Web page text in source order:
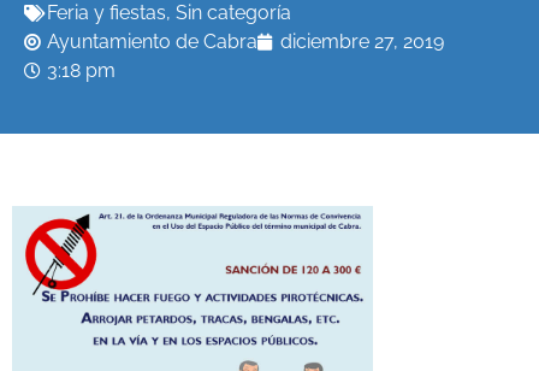
Feria y fiestas, Sin categoría
Ayuntamiento de Cabra
diciembre 27, 2019
3:18 pm